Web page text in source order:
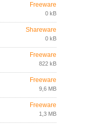
Freeware
0 kB
Shareware
0 kB
Freeware
822 kB
Freeware
9,6 MB
Freeware
1,3 MB